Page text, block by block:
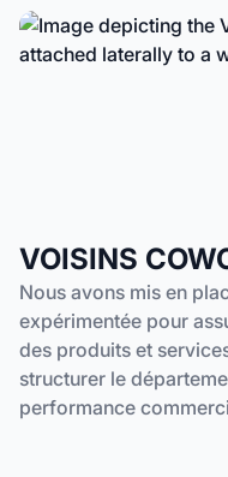
VOISINS
Nous avons mis en
expérimentée pour
des produits et
structurer le
performance